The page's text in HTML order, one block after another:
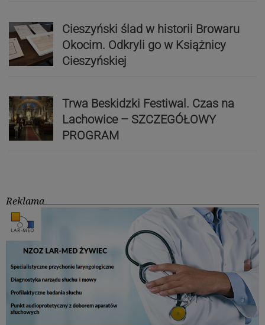
Cieszyński ślad w historii Browaru
Okocim. Odkryli go w Książnicy
Cieszyńskiej
Trwa Beskidzki Festiwal. Czas na
Lachowice – SZCZEGÓŁOWY
PROGRAM
Reklama